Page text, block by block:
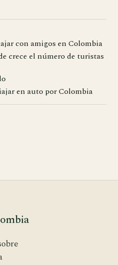
con amigos en Colombia
crece el número de turistas
en auto por Colombia